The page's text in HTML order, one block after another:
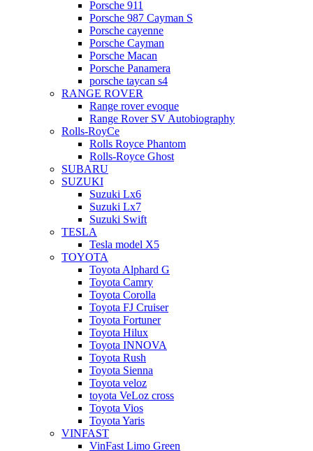
Porsche 911
Porsche 987 Cayman S
Porsche cayenne
Porsche Cayman
Porsche Macan
Porsche Panamera
porsche taycan s4
RANGE ROVER
Range rover evoque
Range Rover SV Autobiography
Rolls-RoyCe
Rolls Royce Phantom
Rolls-Royce Ghost
SUBARU
SUZUKI
Suzuki Lx6
Suzuki Lx7
Suzuki Swift
TESLA
Tesla model X5
TOYOTA
Toyota Alphard G
Toyota Camry
Toyota Corolla
Toyota FJ Cruiser
Toyota Fortuner
Toyota Hilux
Toyota INNOVA
Toyota Rush
Toyota Sienna
Toyota veloz
toyota VeLoz cross
Toyota Vios
Toyota Yaris
VINFAST
VinFast Limo Green